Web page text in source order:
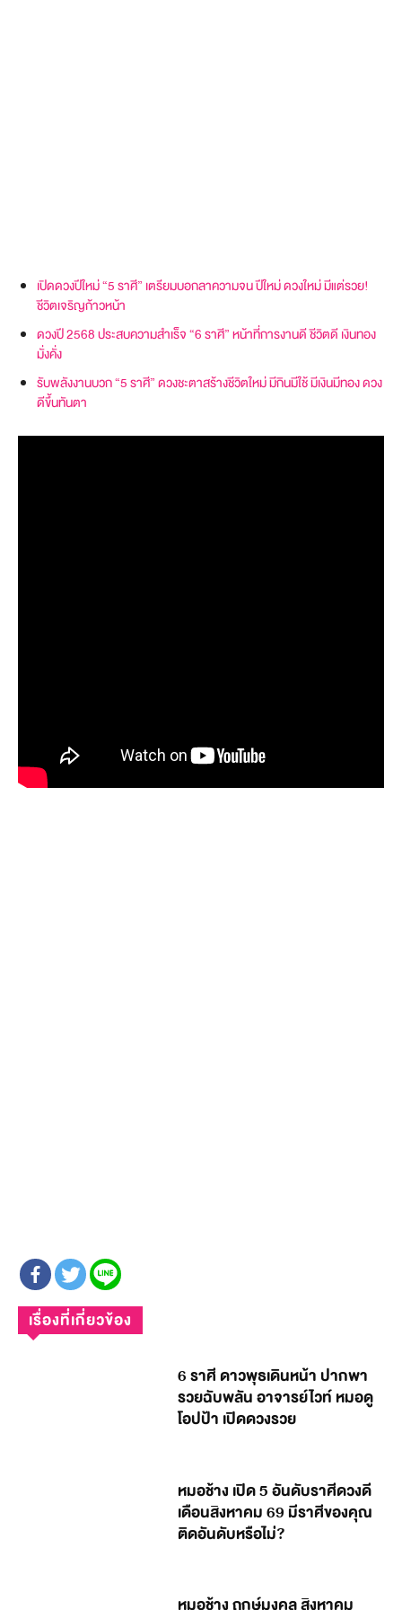
เปิดดวงปีใหม่ “5 ราศี” เตรียมบอกลาความจน ปีใหม่ ดวงใหม่ มีแต่รวย!
ชีวิตเจริญก้าวหน้า
ดวงปี 2568 ประสบความสำเร็จ “6 ราศี” หน้าที่การงานดี ชีวิตดี เงินทอง
มั่งคั่ง
รับพลังงานบวก “5 ราศี” ดวงชะตาสร้างชีวิตใหม่ มีกินมีใช้ มีเงินมีทอง ดวง
ดีขึ้นทันตา
เรื่องที่เกี่ยวข้อง
6 ราศี ดาวพุธเดินหน้า ปากพา
รวยฉับพลัน อาจารย์ไวท์ หมอดู
โอปป้า เปิดดวงรวย
หมอช้าง เปิด 5 อันดับราศีดวงดี
เดือนสิงหาคม 69 มีราศีของคุณ
ติดอันดับหรือไม่?